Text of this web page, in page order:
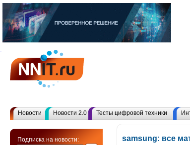
Новости Новости 2.0 Тесты цифровой техники
Подписка на новости: samsung: все